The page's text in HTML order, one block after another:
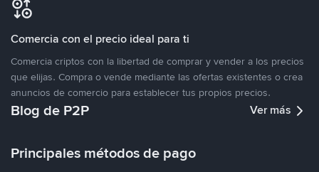
Comercia con el precio ideal para ti
Comercia criptos con la libertad de comprar y vender a los precios
que elijas. Compra o vende mediante las ofertas existentes o crea
anuncios de comercio para establecer tus propios precios.
Blog de P2P Ver más
Principales métodos de pago